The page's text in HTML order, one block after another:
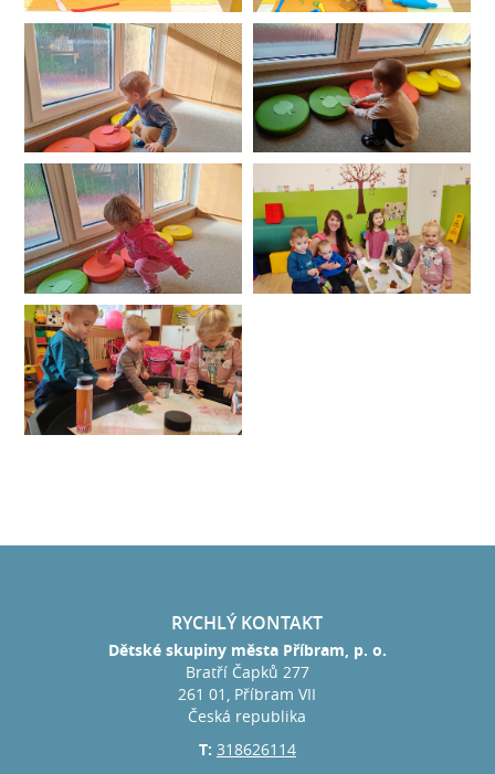
RYCHLÝ KONTAKT
Dětské skupiny města Příbram, p. o.
Bratří Čapků 277
261 01, Příbram VII
Česká republika
T: 318626114